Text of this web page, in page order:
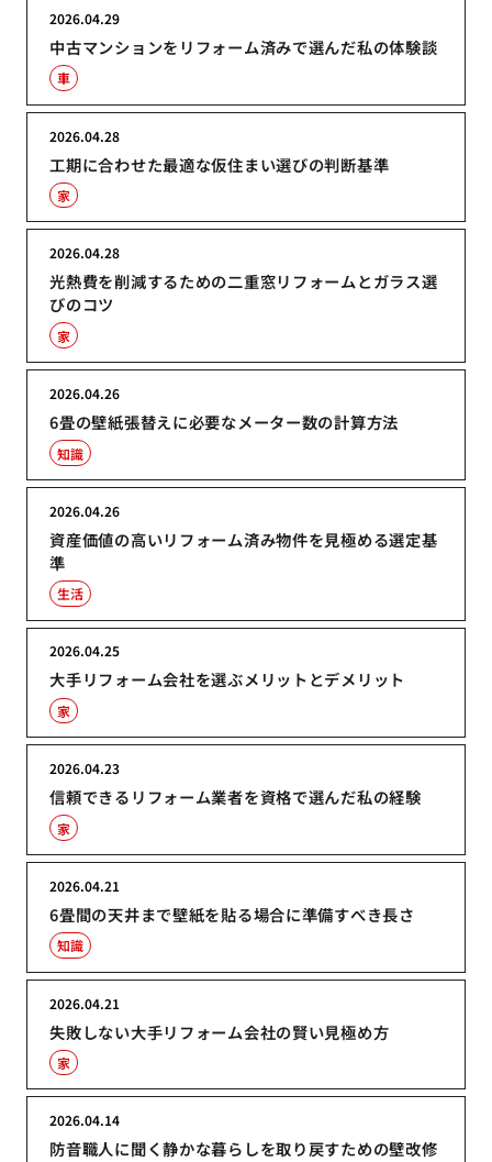
中古マンションをリフォーム済みで選んだ私の体験談
2026.04.29
車
工期に合わせた最適な仮住まい選びの判断基準
2026.04.28
家
光熱費を削減するための二重窓リフォームとガラス選
びのコツ
2026.04.28
家
6畳の壁紙張替えに必要なメーター数の計算方法
2026.04.26
知識
資産価値の高いリフォーム済み物件を見極める選定基
準
2026.04.26
生活
大手リフォーム会社を選ぶメリットとデメリット
2026.04.25
家
信頼できるリフォーム業者を資格で選んだ私の経験
2026.04.23
家
6畳間の天井まで壁紙を貼る場合に準備すべき長さ
2026.04.21
知識
失敗しない大手リフォーム会社の賢い見極め方
2026.04.21
家
防音職人に聞く静かな暮らしを取り戻すための壁改修
2026.04.14